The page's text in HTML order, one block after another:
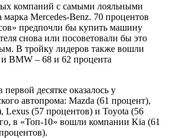
компаний с самыми лояльными
марка Mercedes-Benz. 70 процентов
предпочли бы купить машину
снова или посоветовали бы это
В тройку лидеров также вошли
BMW – 68 и 62 процента
десятке оказалось у
автопрома: Mazda (61 процент),
Lexus (57 процентов) и Toyota (56
в «Топ-10» вошли компании Kia (61